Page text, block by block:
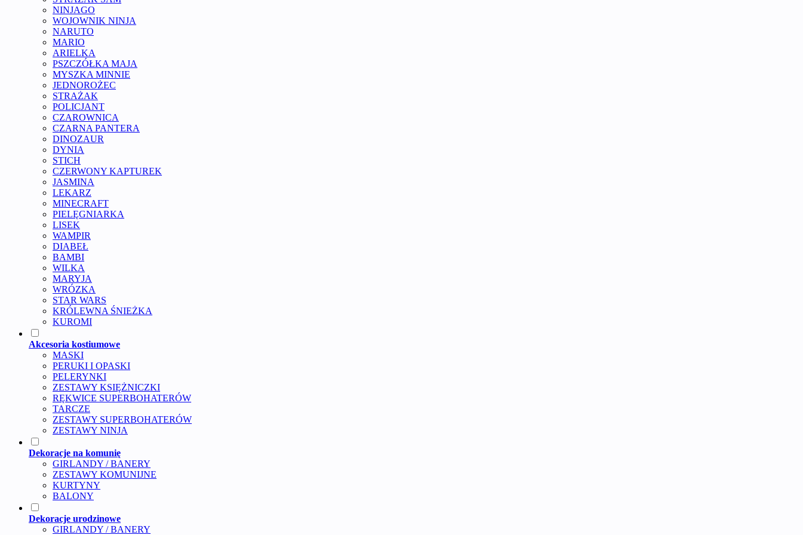
NINJAGO
WOJOWNIK NINJA
NARUTO
MARIO
ARIELKA
PSZCZÓŁKA MAJA
MYSZKA MINNIE
JEDNOROŻEC
STRAŻAK
POLICJANT
CZAROWNICA
CZARNA PANTERA
DINOZAUR
DYNIA
STICH
CZERWONY KAPTUREK
JASMINA
LEKARZ
MINECRAFT
PIELĘGNIARKA
LISEK
WAMPIR
DIABEŁ
BAMBI
WILKA
MARYJA
WRÓZKA
STAR WARS
KRÓLEWNA ŚNIEŻKA
KUROMI
Akcesoria kostiumowe
MASKI
PERUKI I OPASKI
PELERYNKI
ZESTAWY KSIĘŻNICZKI
RĘKWICE SUPERBOHATERÓW
TARCZE
ZESTAWY SUPERBOHATERÓW
ZESTAWY NINJA
Dekoracje na komunię
GIRLANDY / BANERY
ZESTAWY KOMUNIJNE
KURTYNY
BALONY
Dekoracje urodzinowe
GIRLANDY / BANERY